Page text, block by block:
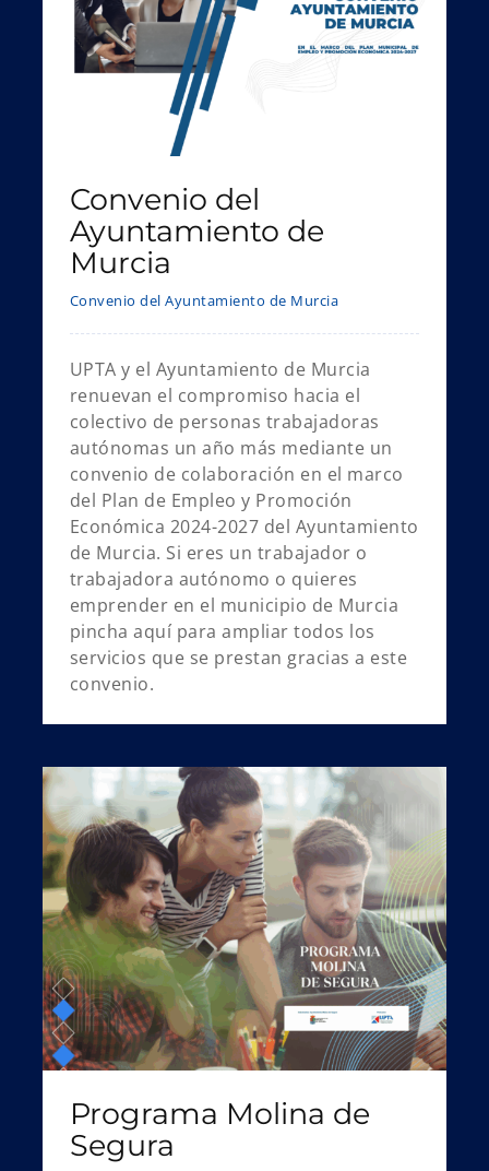
Convenio del
Ayuntamiento de
Murcia
Convenio del Ayuntamiento de Murcia
UPTA y el Ayuntamiento de Murcia
renuevan el compromiso hacia el
colectivo de personas trabajadoras
autónomas un año más mediante un
convenio de colaboración en el marco
del Plan de Empleo y Promoción
Económica 2024-2027 del Ayuntamiento
de Murcia. Si eres un trabajador o
trabajadora autónomo o quieres
emprender en el municipio de Murcia
pincha aquí para ampliar todos los
servicios que se prestan gracias a este
convenio.
Programa Molina de
Segura